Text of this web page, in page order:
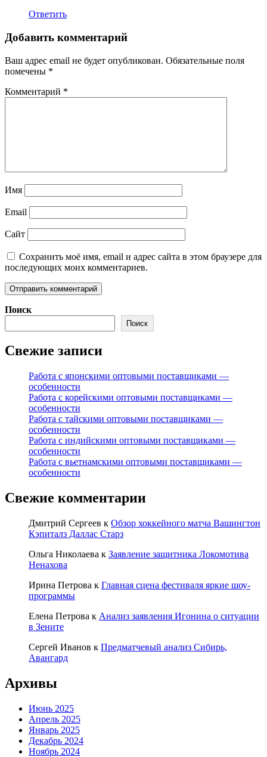
Ответить
Добавить комментарий
Ваш адрес email не будет опубликован. Обязательные поля
помечены *
Комментарий *
Имя
Email
Сайт
Сохранить моё имя, email и адрес сайта в этом браузере для
последующих моих комментариев.
Поиск
Поиск
Свежие записи
Работа с японскими оптовыми поставщиками —
особенности
Работа с корейскими оптовыми поставщиками —
особенности
Работа с тайскими оптовыми поставщиками —
особенности
Работа с индийскими оптовыми поставщиками —
особенности
Работа с вьетнамскими оптовыми поставщиками —
особенности
Свежие комментарии
Дмитрий Сергеев к Обзор хоккейного матча Вашингтон
Кэпиталз Даллас Старз
Ольга Николаева к Заявление защитника Локомотива
Ненахова
Ирина Петрова к Главная сцена фестиваля яркие шоу-
программы
Елена Петрова к Анализ заявления Игонина о ситуации
в Зените
Сергей Иванов к Предматчевый анализ Сибирь,
Авангард
Архивы
Июнь 2025
Апрель 2025
Январь 2025
Декабрь 2024
Ноябрь 2024